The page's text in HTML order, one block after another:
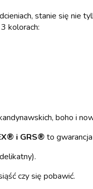
stanie się nie
kolorach:
boho i
i GRS® to
czy się pobawić.